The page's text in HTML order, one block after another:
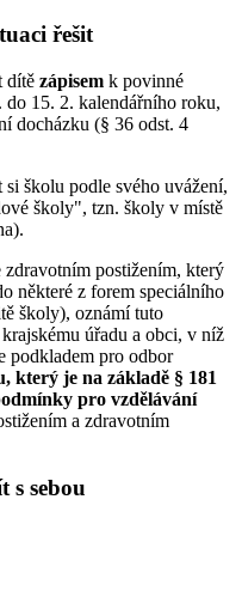
řešit
dítě zápisem k povinné
do 15. 2. kalendářního roku,
docházku (§ 36 odst. 4
školu podle svého uvážení,
školy", tzn. školy v místě
zdravotním postižením, který
některé z forem speciálního
školy), oznámí tuto
úřadu a obci, v níž
podkladem pro odbor
který je na základě § 181
pro vzdělávání
a zdravotním
s sebou